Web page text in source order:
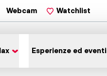
Webcam Watchlist
Esperienze ed eventi